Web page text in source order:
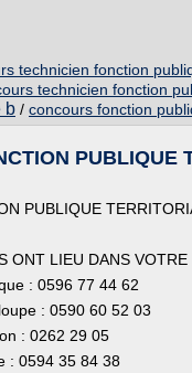
technicien fonction
technicien fonction
b / concours fonction
PUBLIQUE
ONT LIEU DANS
: 0596 77 44 62
: 0590 60 52 03
: 0262 29 05
: 0594 35 84 38